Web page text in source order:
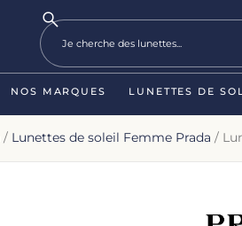
NOS MARQUES LUNETTES DE
/ Lunettes de soleil Femme Prada /